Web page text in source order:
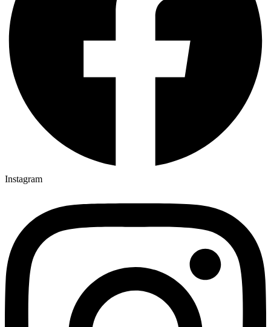
Instagram